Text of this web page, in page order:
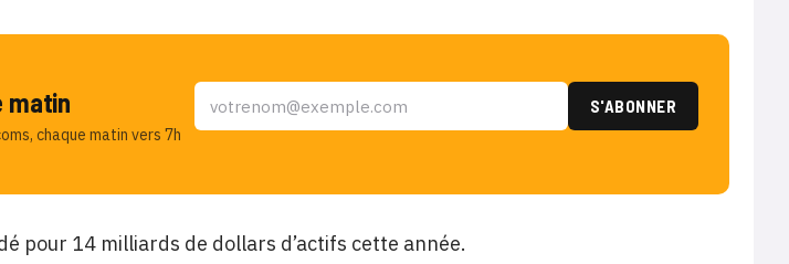
matin
chaque matin vers 7h
pour 14 milliards de dollars d’actifs cette année.